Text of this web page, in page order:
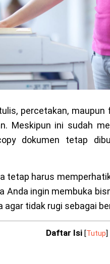
percetakan,
Meskipun ini sudah
dokumen tetap
tetap harus
Anda ingin membuka
tidak rugi sebagai
Daftar Isi [Tutup]